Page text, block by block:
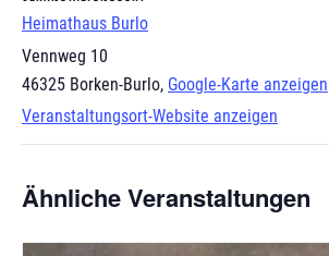
Heimathaus Burlo
Vennweg 10
46325 Borken-Burlo, Google-Karte anzeigen
Veranstaltungsort-Website anzeigen
Ähnliche Veranstaltungen